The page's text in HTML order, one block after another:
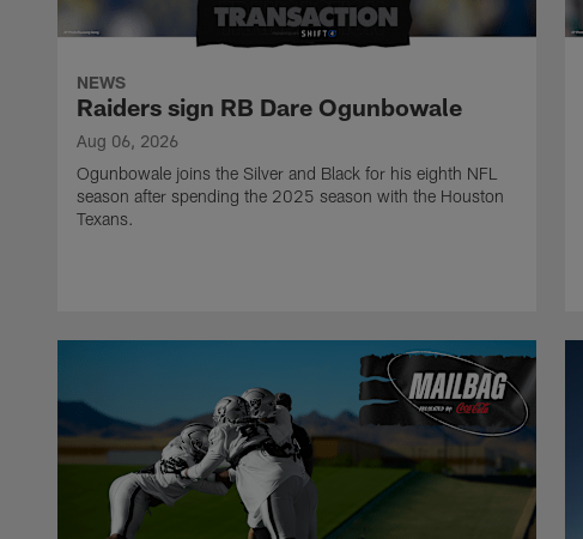
NEWS
Raiders sign RB Dare Ogunbowale
Aug 06, 2026
Ogunbowale joins the Silver and Black for his eighth NFL
season after spending the 2025 season with the Houston
Texans.